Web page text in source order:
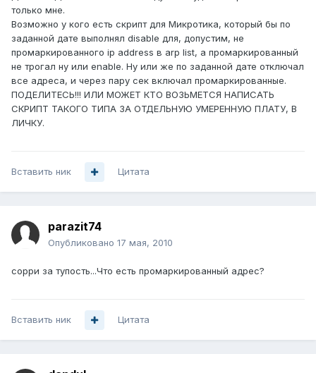
только мне.
Возможно у кого есть скрипт для Микротика, который бы по
заданной дате выполнял disable для, допустим, не
промаркированного ip address в arp list, а промаркированный
не трогал ну или enable. Ну или же по заданной дате отключал
все адреса, и через пару сек включал промаркированные.
ПОДЕЛИТЕСЬ!!! ИЛИ МОЖЕТ КТО ВОЗЬМЕТСЯ НАПИСАТЬ
СКРИПТ ТАКОГО ТИПА ЗА ОТДЕЛЬНУЮ УМЕРЕННУЮ ПЛАТУ, В
ЛИЧКУ.
Вставить ник Цитата
parazit74
Опубликовано 17 мая, 2010
сорри за тупость...Что есть промаркированный адрес?
Вставить ник Цитата